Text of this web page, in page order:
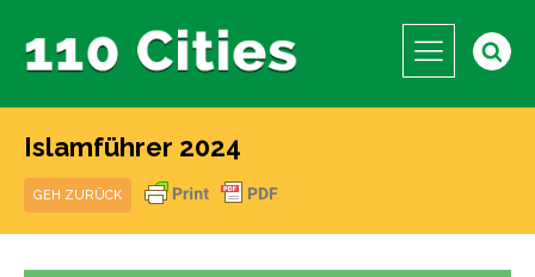
Islamführer 2024
GEH ZURÜCK